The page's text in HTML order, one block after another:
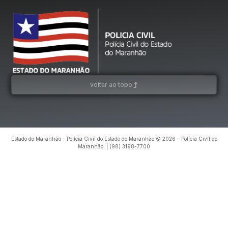
voltar ao topo
Estado do Maranhão – Polícia Civil do Estado do Maranhão © 2026 – Polícia Civil do
Maranhão. | (98) 3198-7700